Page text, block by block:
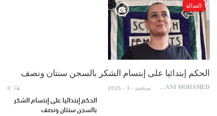
العدالة
الحكم إبتدائيا على إبتسام الشكر بالسجن سنتان ونصف
AYDANI MOHAMED سبتمبر - 3 - 2025
الحكم إبتدائيا على إبتسام الشكر
بالسجن سنتان ونصف